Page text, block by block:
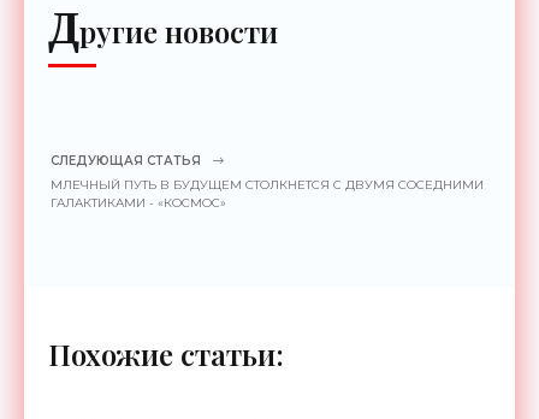
Другие новости
СЛЕДУЮЩАЯ СТАТЬЯ
МЛЕЧНЫЙ ПУТЬ В БУДУЩЕМ СТОЛКНЕТСЯ С ДВУМЯ СОСЕДНИМИ
ГАЛАКТИКАМИ - «КОСМОС»
Похожие статьи: